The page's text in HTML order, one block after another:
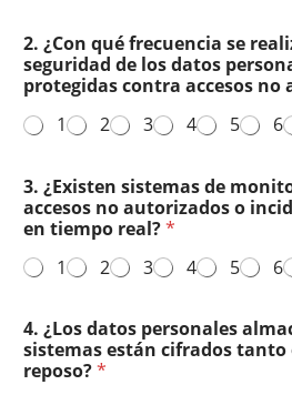
2. ¿Con qué frecuencia se
seguridad de los datos
protegidas contra accesos no
1
2 3 4 5 6
3. ¿Existen sistemas de
accesos no autorizados o
en tiempo real?*
1
2 3 4 5 6
4. ¿Los datos personales
sistemas están cifrados
reposo?*